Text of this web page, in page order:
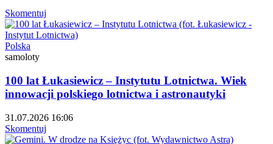
Skomentuj
Polska
samoloty
100 lat Łukasiewicz – Instytutu Lotnictwa. Wiek
innowacji polskiego lotnictwa i astronautyki
31.07.2026 16:06
Skomentuj